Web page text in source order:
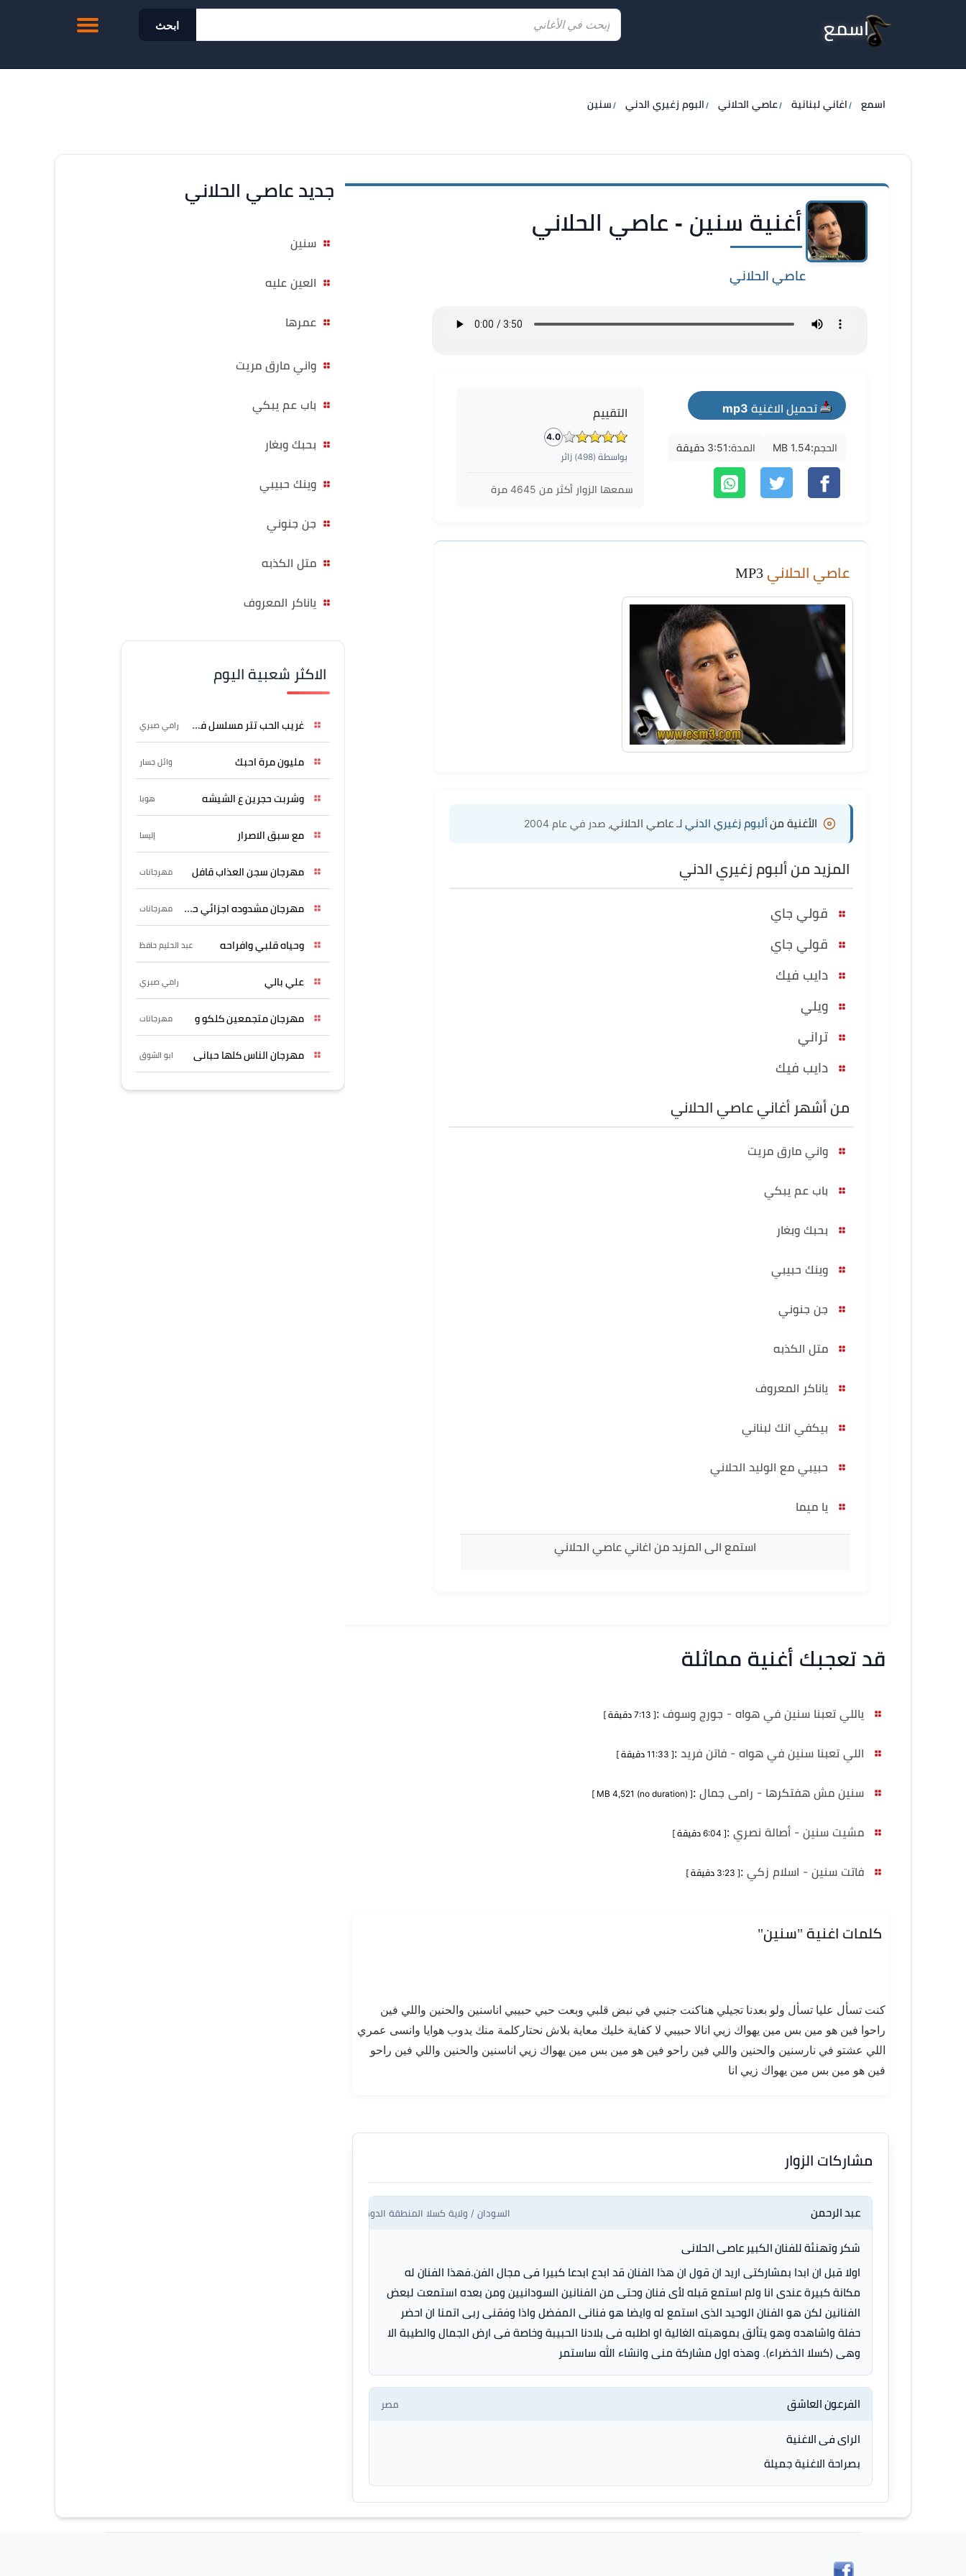
اسمع ابحث
اسمع اغاني لبنانية عاصي الحلاني البوم زغيري الدني سنين
أغنية سنين - عاصي الحلاني
عاصي الحلاني
تحميل الاغنية mp3
الحجم:1.54 MB المدة:3:51 دقيقة
التقييم
4.0
بواسطة (498) زائر
سمعها الزوار أكثر من 4645 مرة
عاصي الحلاني
الأغنية منألبوم زغيري الدني لـ عاصي الحلاني ، صدر في عام 2004
المزيد من ألبوم زغيري الدني
قولي جاي
قولي جاي
دايب فيك
ويلي
تراني
دايب فيك
من أشهر أغاني عاصي الحلاني
واني مارق مريت
باب عم يبكي
بحبك وبغار
وينك حبيبي
جن جنوني
متل الكذبه
ياناكر المعروف
بيكفي انك لبناني
حبيبي مع الوليد الحلاني
يا ميما
استمع الى المزيد من اغاني عاصي الحلاني
قد تعجبك أغنية مماثلة
ياللي تعبنا سنين في هواه - جورج وسوف :[ 7:13 دقيقة ]
اللي تعبنا سنين في هواه - فاتن فريد :[ 11:33 دقيقة ]
سنين مش هفتكرها - رامى جمال :
[ MB 4,521 (no duration) ]
مشيت سنين - أصالة نصري :[ 6:04 دقيقة ]
فاتت سنين - اسلام زكي :[ 3:23 دقيقة ]
كلمات اغنية "سنين"
كنت تسأل عليا تسأل ولو بعدنا تجيلي هناكنت جنبي في نبض قلبي وبعت حبي حبيبي اناسنين والحنين واللي فين
راحوا فين هو مين بس مين يهواك زيي انالا حبيبي لا كفاية خليك معاية بلاش نحتاركلمة منك يدوب هوايا وانسى عمري
اللي عشتو في نارسنين والحنين واللي فين راحو فين هو مين بس مين يهواك زيي اناسنين والحنين واللي فين راحو
فين هو مين بس مين يهواك زيي انا
مشاركات الزوار
عبد الرحمن السودان / ولاية كسلا المنطقة الدودية مع ارتريا
شكر وتهنئة للفنان الكبير عاصى الحلانى
اولا قبل ان ابدا بمشاركتى اريد ان قول ان هذا الفنان قد ابدع ابدعا كبيرا فى مجال الفن.فهذا الفنان له
مكانة كبيرة عندى انا ولم استمع قبله لأى فنان وحتى من الفنانين السودانيين ومن بعده استمعت لبعض
الفنانين لكن هو الفنان الوحيد الذى استمع له وايضا هو فنانى المفضل واذا وفقنى ربى اتمنا ان احضر
حفلة واشاهده وهو يتألق بموهبته الغالية او اطلبه فى بلادنا الحبيبة وخاصة فى ارض الجمال والطيبة الا
وهى (كسلا الخضراء). وهذه اول مشاركة منى وانشاء الله ساستمر
الفرعون العاشق مصر
الراى فى الاغنية
بصراحة الاغنية جميلة
جديد عاصي الحلاني
سنين
العين عليه
عمرها
واني مارق مريت
باب عم يبكي
بحبك وبغار
وينك حبيبي
جن جنوني
متل الكذبه
ياناكر المعروف
الاكثر شعبية اليوم
غريب الحب تتر مسلسل فرصة رامي صبري
مليون مرة احبك وائل جسار
وشربت حجرين ع الشيشه هوبا
مع سبق الاصرار إليسا
مهرجان سجن العذاب قافل مهرجانات
مهرجان مشدوده اجزائي حربونى مهرجانات
وحياه قلبي وافراحه عبد الحليم حافظ
علي بالي رامي صبري
مهرجان متجمعين كلكو و مهرجانات
مهرجان الناس كلها حبانى ابو الشوق